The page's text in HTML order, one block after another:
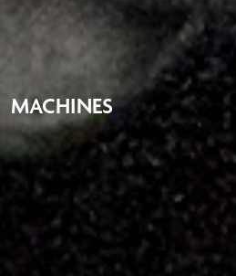
MACHINES